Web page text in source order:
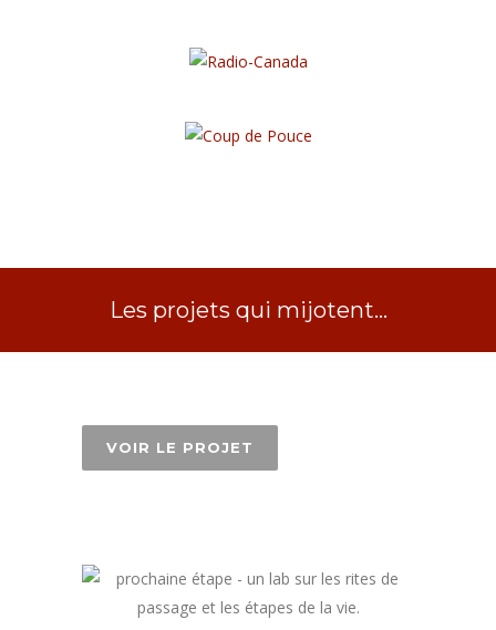
Les projets qui mijotent…
VOIR LE PROJET